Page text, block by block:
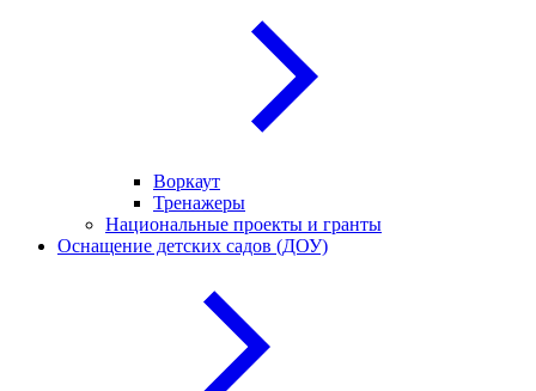
Воркаут
Тренажеры
Национальные проекты и гранты
Оснащение детских садов (ДОУ)